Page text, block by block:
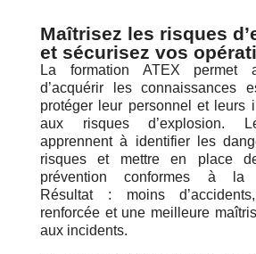
Maîtrisez les risques
et sécurisez vos
La formation ATEX permet
d’acquérir les connaissances
protéger leur personnel et leurs
aux risques d’explosion.
apprennent à identifier les
risques et mettre en place
prévention conformes à la
Résultat : moins
renforcée et une meilleure
aux incidents.